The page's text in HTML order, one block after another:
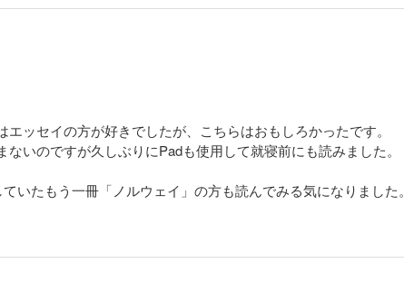
ッセイの方が好きでしたが、こちらはおもしろかったです。
いのですが久しぶりにPadも使用して就寝前にも読みました。
いたもう一冊「ノルウェイ」の方も読んでみる気になりました。